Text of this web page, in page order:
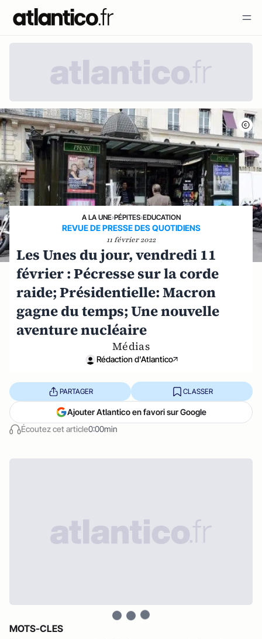
A LA UNE›PÉPITES›EDUCATION
REVUE DE PRESSE DES QUOTIDIENS
11 février 2022
Les Unes du jour, vendredi 11
février : Pécresse sur la corde
raide; Présidentielle: Macron
gagne du temps; Une nouvelle
aventure nucléaire
Médias
Rédaction d'Atlantico
Écoutez cet article0:00min
PARTAGER CLASSER
Ajouter Atlantico en favori sur Google
MOTS-CLES